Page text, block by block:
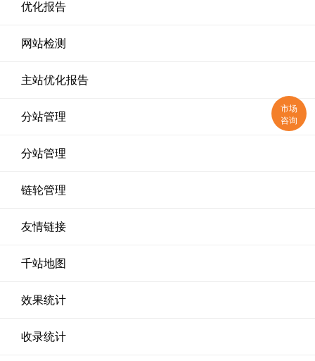
优化报告
网站检测
主站优化报告
分站管理
分站管理
链轮管理
友情链接
千站地图
效果统计
收录统计
市场
咨询